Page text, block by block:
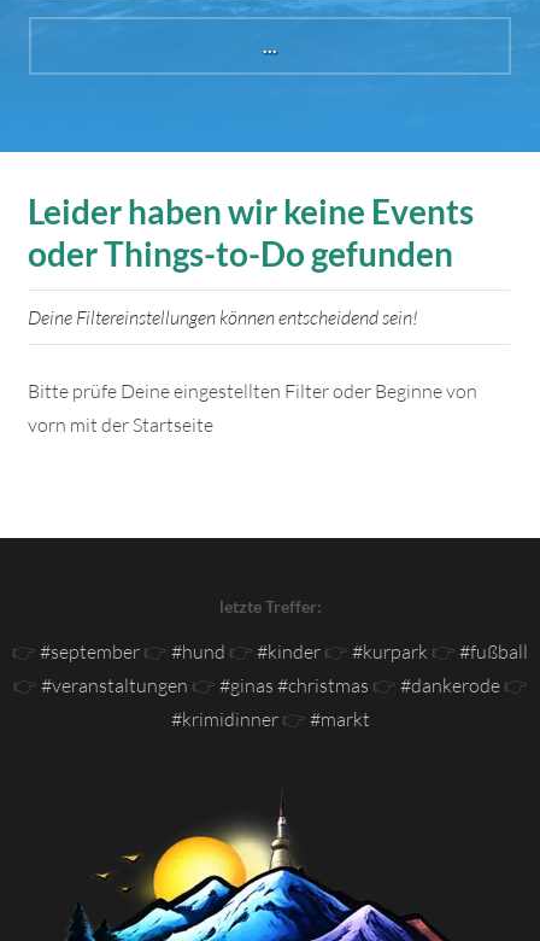
Leider haben wir keine Events
oder Things-to-Do gefunden
Deine Filtereinstellungen können entscheidend sein!
Bitte prüfe Deine eingestellten Filter oder Beginne von
vorn mit der Startseite
letzte Treffer:
👉 #september 👉 #hund 👉 #kinder 👉 #kurpark 👉 #fußball
👉 #veranstaltungen 👉 #ginas #christmas 👉 #dankerode👉
#krimidinner👉 #markt